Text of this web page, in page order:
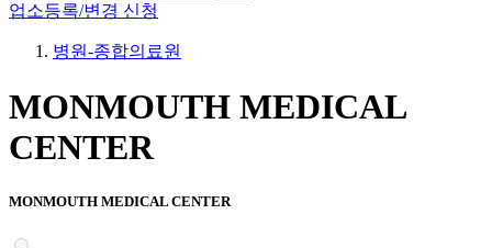
업소등록/변경 신청
병원-종합의료원
MONMOUTH MEDICAL
CENTER
MONMOUTH MEDICAL CENTER